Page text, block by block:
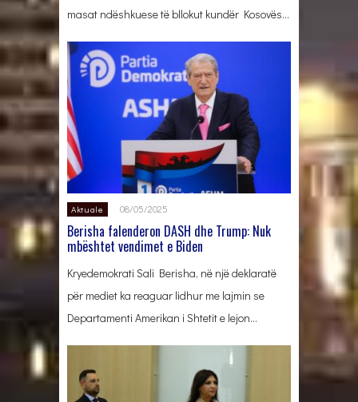
masat ndëshkuese të bllokut kundër Kosovës…
Aktuale 08/05/2025
Berisha falenderon DASH dhe Trump: Nuk
mbështet vendimet e Biden
Kryedemokrati Sali Berisha, në një deklaratë
për mediet ka reaguar lidhur me lajmin se
Departamenti Amerikan i Shtetit e lejon…